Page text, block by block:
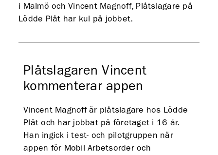
i Malmö och Vincent Magnoff, Plåtslagare på
Lödde Plåt har kul på jobbet.
Plåtslagaren Vincent
kommenterar appen
Vincent Magnoff är plåtslagare hos Lödde
Plåt och har jobbat på företaget i 16 år.
Han ingick i test- och pilotgruppen när
appen för Mobil Arbetsorder och